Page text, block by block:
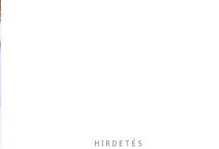
HIRDETÉS